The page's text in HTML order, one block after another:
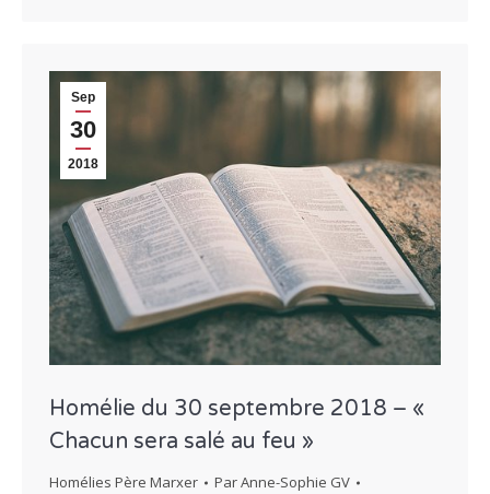
Sep
30
2018
Homélie du 30 septembre 2018 – «
Chacun sera salé au feu »
Homélies Père Marxer ParAnne-Sophie GV